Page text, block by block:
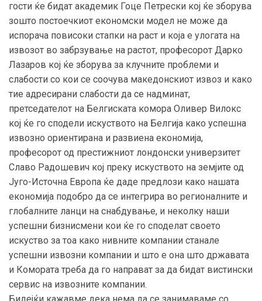
гости ќе бидат академик Гоце Петрески кој ќе зборува
зошто постоечкиот економски модел не може да
испорача повисоки стапки на раст и која е улогата на
извозот во забрзување на растот, професорот Дарко
Лазаров кој ќе зборува за клучните проблеми и
слабости со кои се соочува македонскиот извоз и како
тие адресирани слабости да се надминат,
претседателот на Белгиската комора Оливер Вилокс
кој ќе го сподели искуството на Белгија како успешна
извозно ориентирана и развиена економија,
професорот од престижниот лондонски универзитет
Славо Радошевич кој преку искуството на земјите од
Југо-Источна Европа ќе даде предлози како нашата
економија подобро да се интегрира во регионалните и
глобалните ланци на снабдување, и неколку наши
успешни бизнисмени кои ќе го споделат своето
искуство за тоа како нивните компании станале
успешни извозни компании и што е она што државата
и Комората треба да го направат за да бидат вистински
сервис на извозните компании.